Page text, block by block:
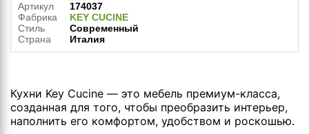
Артикул
174037
Фабрика
KEY CUCINE
Стиль
Современный
Страна
Италия
Кухни Key Cucine — это мебель премиум-класса,
созданная для того, чтобы преобразить интерьер,
наполнить его комфортом, удобством и роскошью.